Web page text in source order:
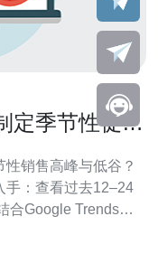
定季节性促销
销售高峰与低谷？
手：查看过去12–24
合Google Trends、
放假期，分析不同